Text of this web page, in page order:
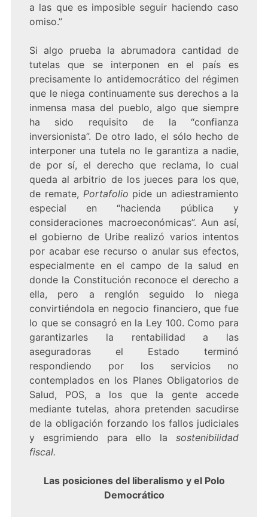
a las que es imposible seguir haciendo caso
omiso.”
Si algo prueba la abrumadora cantidad de
tutelas que se interponen en el país es
precisamente lo antidemocrático del régimen
que le niega continuamente sus derechos a la
inmensa masa del pueblo, algo que siempre
ha sido requisito de la “confianza
inversionista”. De otro lado, el sólo hecho de
interponer una tutela no le garantiza a nadie,
de por sí, el derecho que reclama, lo cual
queda al arbitrio de los jueces para los que,
de remate, Portafolio pide un adiestramiento
especial en “hacienda pública y
consideraciones macroeconómicas”. Aun así,
el gobierno de Uribe realizó varios intentos
por acabar ese recurso o anular sus efectos,
especialmente en el campo de la salud en
donde la Constitución reconoce el derecho a
ella, pero a renglón seguido lo niega
convirtiéndola en negocio financiero, que fue
lo que se consagró en la Ley 100. Como para
garantizarles la rentabilidad a las
aseguradoras el Estado terminó
respondiendo por los servicios no
contemplados en los Planes Obligatorios de
Salud, POS, a los que la gente accede
mediante tutelas, ahora pretenden sacudirse
de la obligación forzando los fallos judiciales
y esgrimiendo para ello lasostenibilidad
fiscal.
Las posiciones del liberalismo y el Polo
Democrático